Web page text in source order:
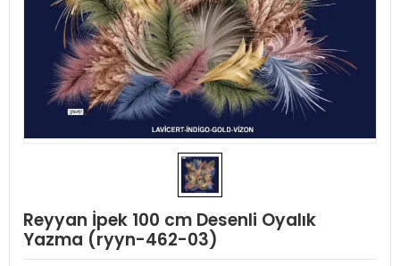
Reyyan İpek 100 cm Desenli Oyalık
Yazma (ryyn-462-03)